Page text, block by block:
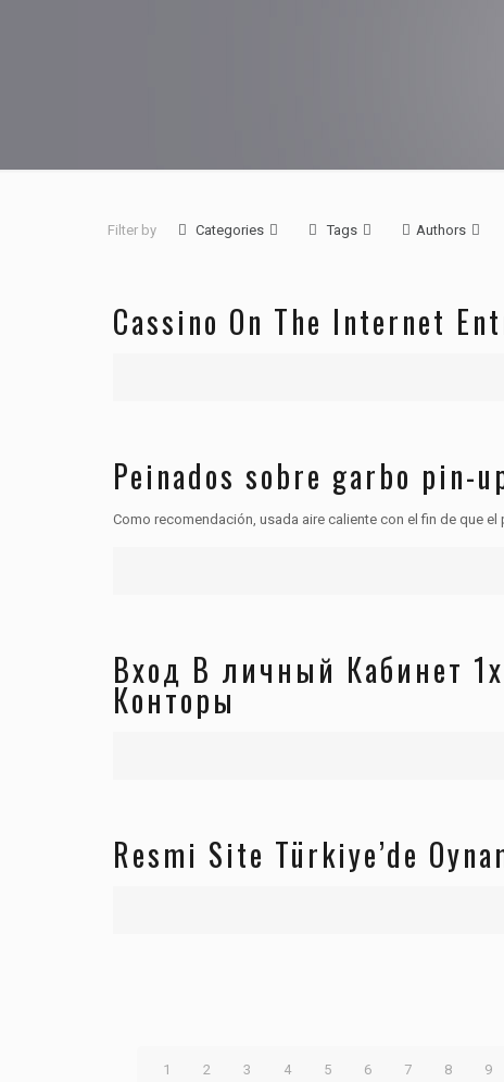
Filter by Categories Tags Authors
Cassino On The Internet
Peinados sobre garbo pin-
Como recomendación, usada aire caliente con el fin de que
Вход В личный Кабинет
Конторы
Resmi Site Türkiye’de
1 2 3 4 5 6 7 8 9